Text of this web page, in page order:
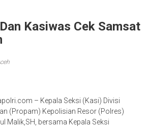
Kasiwas Cek Samsat
– Kepala Seksi (Kasi) Divisi
(Propam) Kepolisian Resor (Polres)
Malik,SH, bersama Kepala Seksi